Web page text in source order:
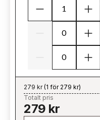
279 kr(1 för 279 kr)
Totalt pris
279 kr